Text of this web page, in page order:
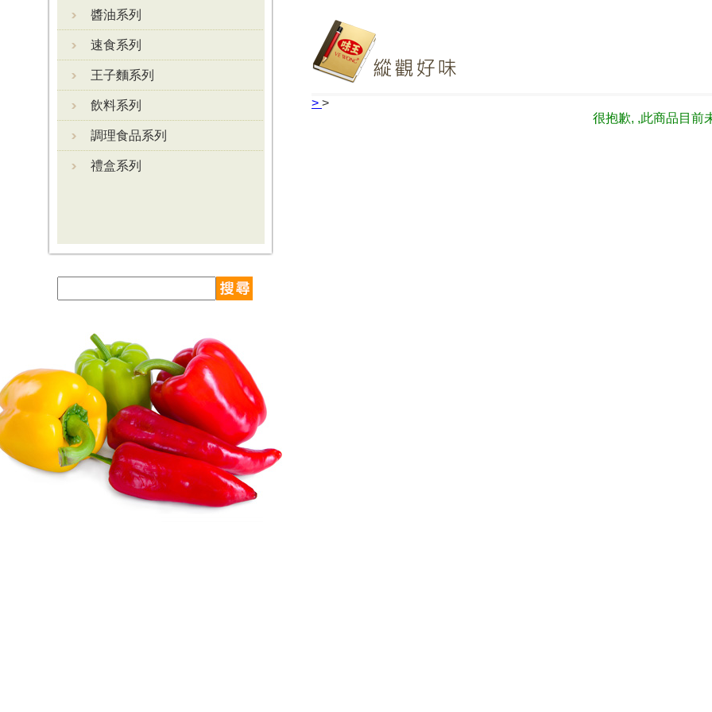
醬油系列
速食系列
王子麵系列
飲料系列
調理食品系列
禮盒系列
> >
很抱歉, ,此商品目前